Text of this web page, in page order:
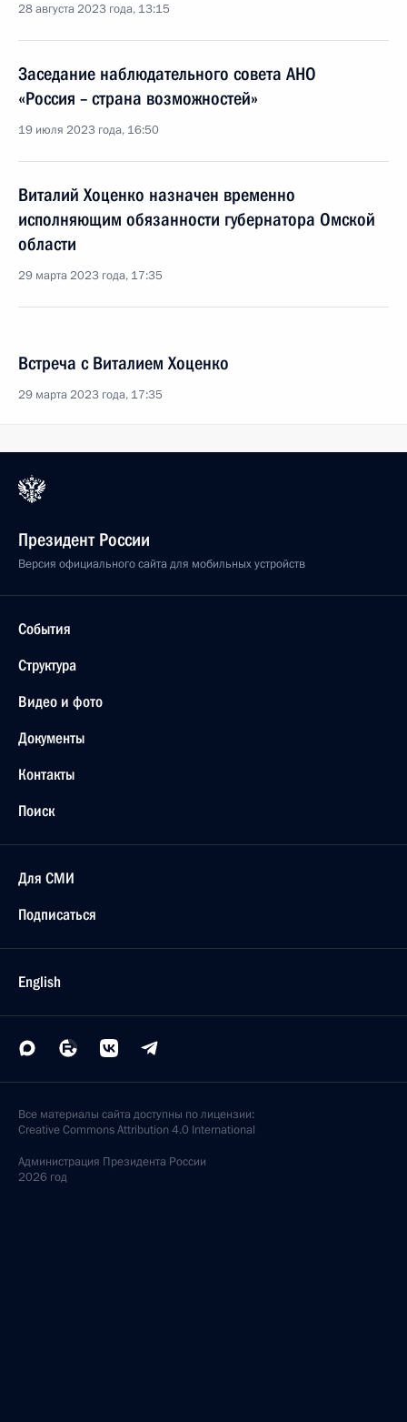
28 августа 2023 года, 13:15
Заседание наблюдательного совета АНО
«Россия – страна возможностей»
19 июля 2023 года, 16:50
Виталий Хоценко назначен временно
исполняющим обязанности губернатора Омской
области
29 марта 2023 года, 17:35
Встреча с Виталием Хоценко
29 марта 2023 года, 17:35
Президент России
Версия официального сайта для мобильных устройств
События
Структура
Видео и фото
Документы
Контакты
Поиск
Для СМИ
Подписаться
English
Все материалы сайта доступны по лицензии:
Creative Commons Attribution 4.0 International
Администрация Президента России
2026 год